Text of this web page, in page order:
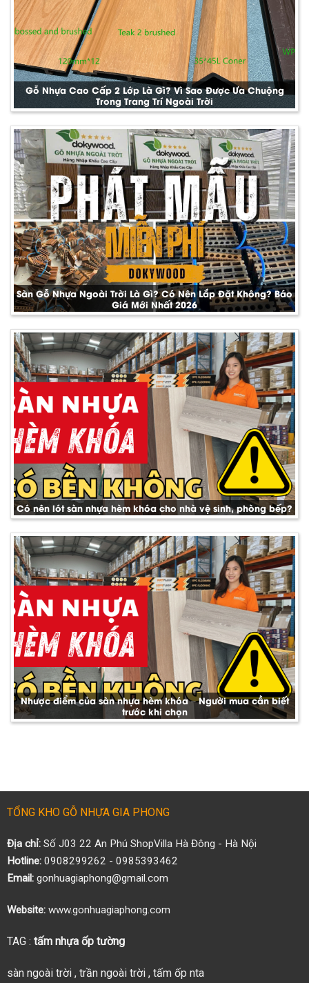
Gỗ Nhựa Cao Cấp 2 Lớp Là Gì? Vì Sao Được Ưa Chuộng
Trong Trang Trí Ngoài Trời
Sàn Gỗ Nhựa Ngoài Trời Là Gì? Có Nên Lắp Đặt Không? Báo
Giá Mới Nhất 2026
Có nên lót sàn nhựa hèm khóa cho nhà vệ sinh, phòng bếp?
Nhược điểm của sàn nhựa hèm khóa – Người mua cần biết
trước khi chọn
TỔNG KHO GỖ NHỰA GIA PHONG
Địa chỉ:Số J03 22 An Phú ShopVilla Hà Đông - Hà Nội
Hotline:0908299262 - 0985393462
Email:gonhuagiaphong@gmail.com
Website:www.gonhuagiaphong.com
TAG : tấm nhựa ốp tường
sàn ngoài trời, trần ngoài trời, tấm ốp nta